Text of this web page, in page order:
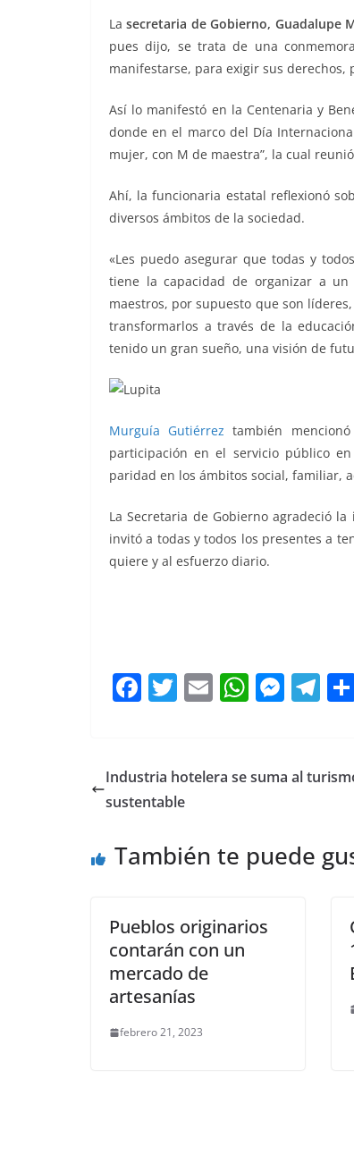
o
o
k
p
p
g
er
m
La secretaria de Gobierno, Guadalupe
pues dijo, se trata de una
manifestarse, para exigir sus
Así lo manifestó en la Centenaria y
donde en el marco del Día
mujer, con M de maestra”, la cual
Ahí, la funcionaria estatal reflexionó
diversos ámbitos de la sociedad.
«Les puedo asegurar que todas y
tiene la capacidad de organizar a
maestros, por supuesto que son
transformarlos a través de la
tenido un gran sueño, una visión de
Murguía Gutiérrez también
participación en el servicio público
paridad en los ámbitos social, familiar,
La Secretaria de Gobierno agradeció
invitó a todas y todos los presentes a
quiere y al esfuerzo diario.
F
e
b
o
T
er
E
l
W
s
p
M
e
er
T
gr
Industria hotelera se suma al
sustentable
También te puede
Pueblos originarios
contarán con un
mercado de
artesanías
febrero 21, 2023